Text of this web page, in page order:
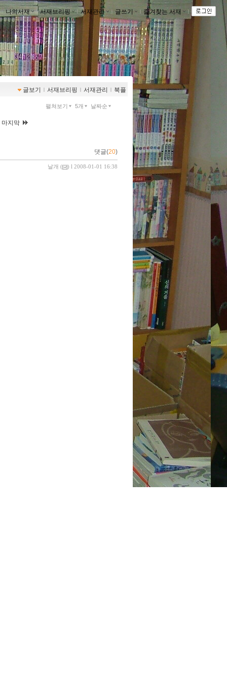
나의서재 ｌ서재브리핑 ｌ서재관리 ｌ 글쓰기 즐겨찾는 서재 ｌ
글보기 ｌ 서재브리핑 ｌ 서재관리 ｌ 북플
펼쳐보기 5개 날짜순
마지막
댓글(20)
날개 ( ) l 2008-01-01 16:38